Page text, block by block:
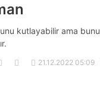
kutlayabilir ama bunu
21.12.2022 05:09